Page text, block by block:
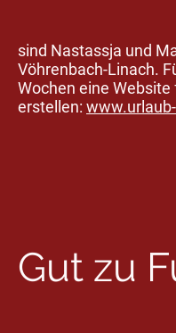
sind Nastassja und
Vöhrenbach-Linach.
Wochen eine
erstellen:
Gut zu